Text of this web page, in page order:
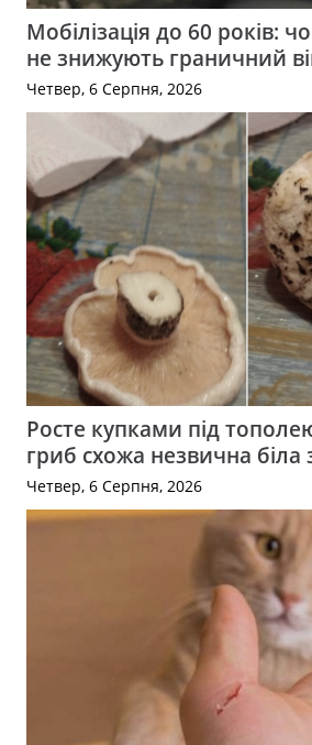
Мобілізація до 60 років:
не знижують граничний
Четвер, 6 Серпня, 2026
Росте купками під
гриб схожа незвична біла
Четвер, 6 Серпня, 2026